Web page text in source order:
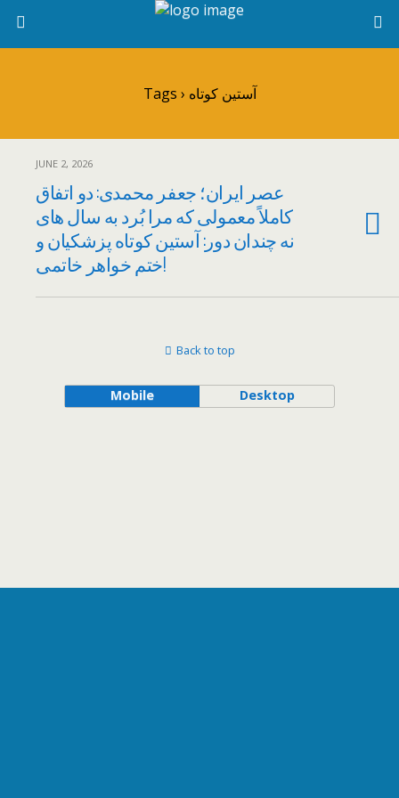
Tags › آستین کوتاه
JUNE 2, 2026
عصر ایران؛ جعفر محمدی: دو اتفاق
کاملاً معمولی که مرا بُرد به سال های
نه چندان دور: آستین کوتاه پزشکیان و
ختم خواهر خاتمی!
Back to top
Mobile Desktop